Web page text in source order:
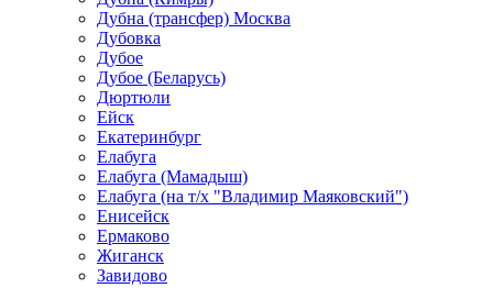
Дубна (трансфер) Москва
Дубовка
Дубое
Дубое (Беларусь)
Дюртюли
Ейск
Екатеринбург
Елабуга
Елабуга (Мамадыш)
Елабуга (на т/х "Владимир Маяковский")
Енисейск
Ермаково
Жиганск
Завидово